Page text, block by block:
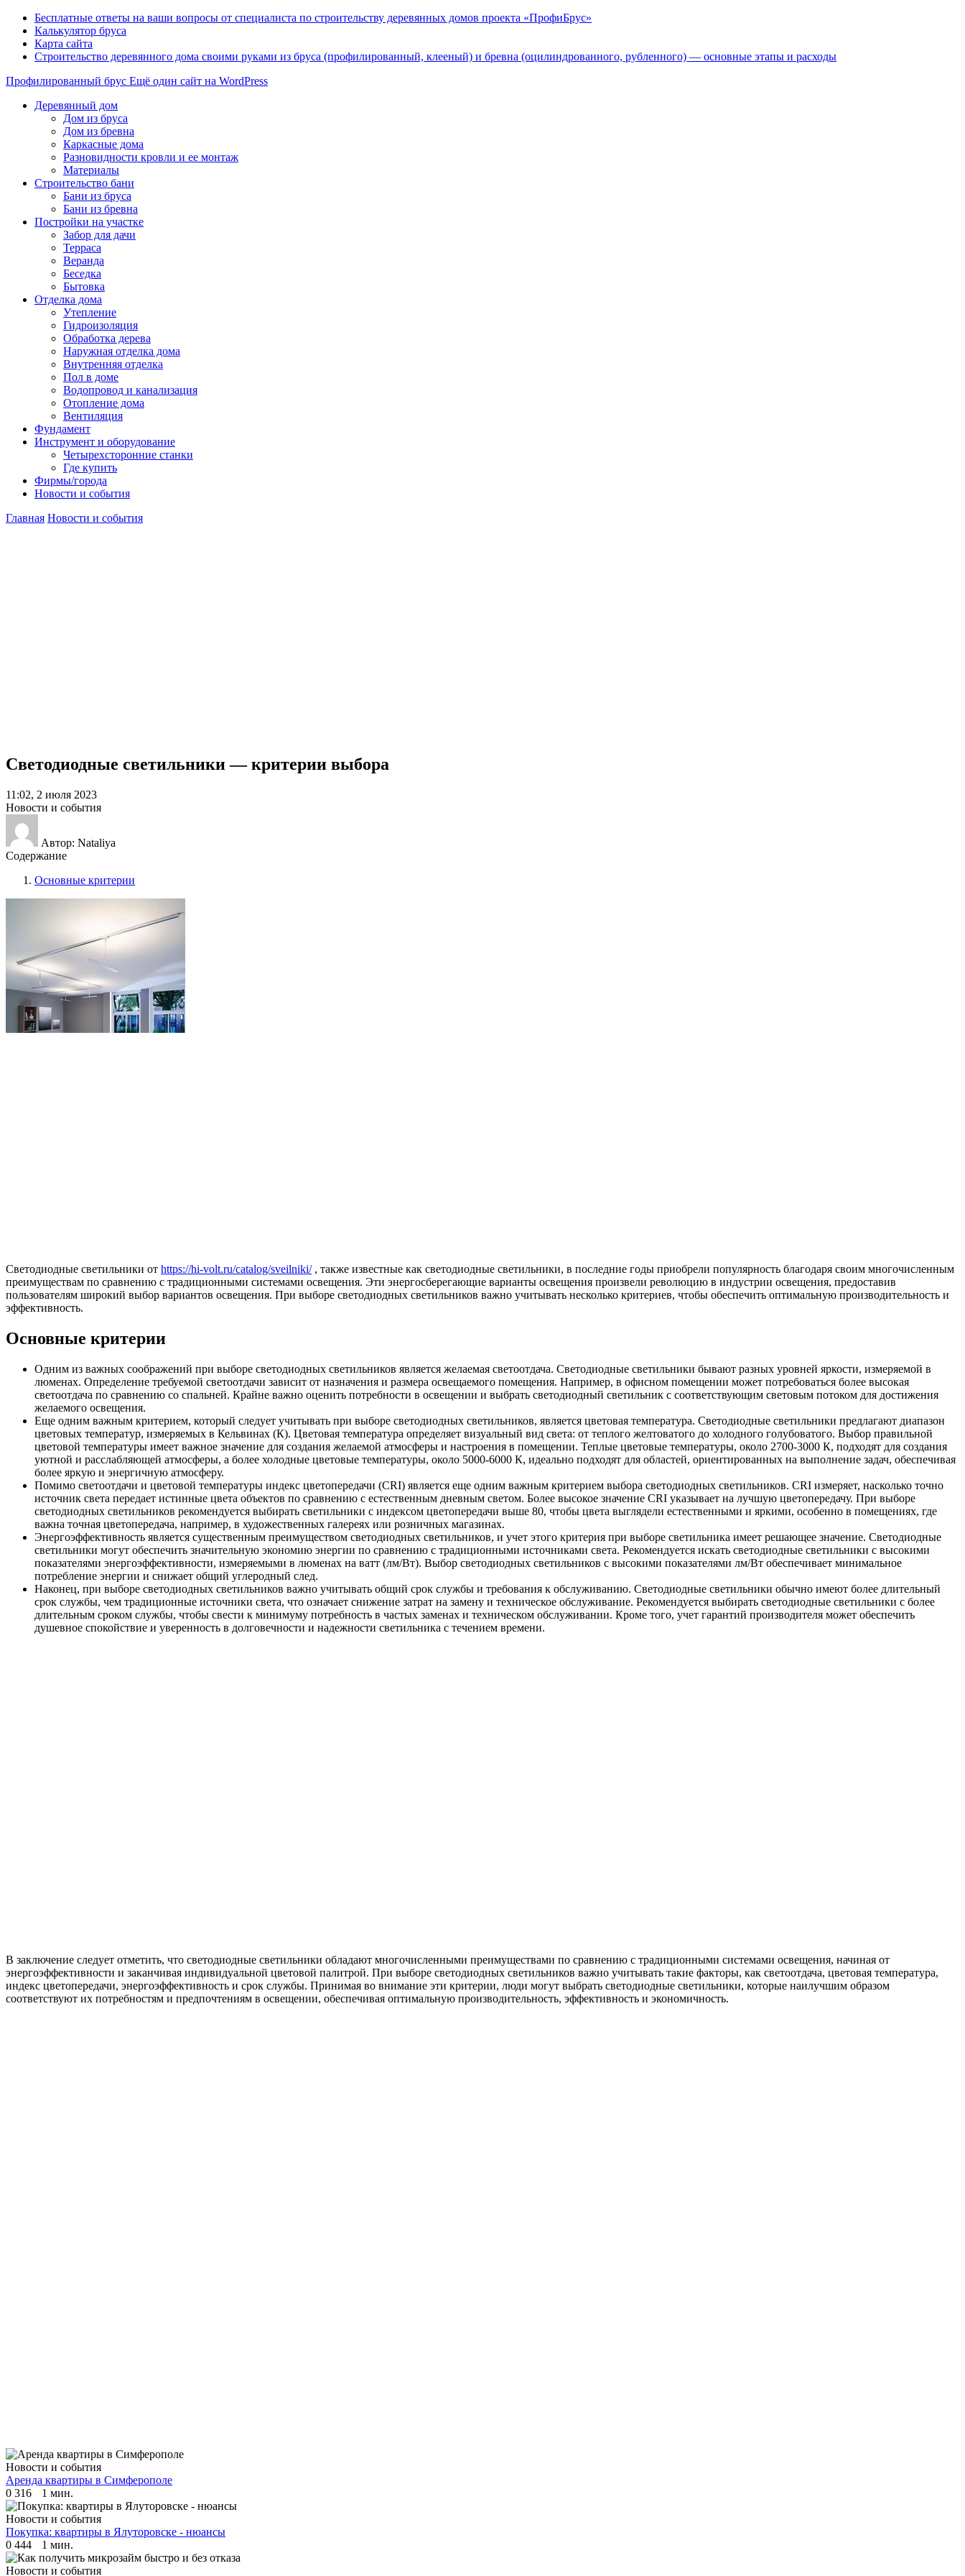
Бесплатные ответы на ваши вопросы от специалиста по строительству деревянных домов проекта «ПрофиБрус»
Калькулятор бруса
Карта сайта
Строительство деревянного дома своими руками из бруса (профилированный, клееный) и бревна (оцилиндрованного, рубленного) — основные этапы и расходы
Профилированный брус Ещё один сайт на WordPress
Деревянный дом
Дом из бруса
Дом из бревна
Каркасные дома
Разновидности кровли и ее монтаж
Материалы
Строительство бани
Бани из бруса
Бани из бревна
Постройки на участке
Забор для дачи
Терраса
Веранда
Беседка
Бытовка
Отделка дома
Утепление
Гидроизоляция
Обработка дерева
Наружная отделка дома
Внутренняя отделка
Пол в доме
Водопровод и канализация
Отопление дома
Вентиляция
Фундамент
Инструмент и оборудование
Четырехсторонние станки
Где купить
Фирмы/города
Новости и события
Главная Новости и события
Светодиодные светильники — критерии выбора
11:02, 2 июля 2023
Новости и события
Автор: Nataliya
Содержание
Основные критерии
Светодиодные светильники от https://hi-volt.ru/catalog/sveilniki/, также известные как светодиодные светильники, в последние годы приобрели популярность благодаря своим многочисленным
преимуществам по сравнению с традиционными системами освещения. Эти энергосберегающие варианты освещения произвели революцию в индустрии освещения, предоставив
пользователям широкий выбор вариантов освещения. При выборе светодиодных светильников важно учитывать несколько критериев, чтобы обеспечить оптимальную производительность и
эффективность.
Основные критерии
Одним из важных соображений при выборе светодиодных светильников является желаемая светоотдача. Светодиодные светильники бывают разных уровней яркости, измеряемой в
люменах. Определение требуемой светоотдачи зависит от назначения и размера освещаемого помещения. Например, в офисном помещении может потребоваться более высокая
светоотдача по сравнению со спальней. Крайне важно оценить потребности в освещении и выбрать светодиодный светильник с соответствующим световым потоком для достижения
желаемого освещения.
Еще одним важным критерием, который следует учитывать при выборе светодиодных светильников, является цветовая температура. Светодиодные светильники предлагают диапазон
цветовых температур, измеряемых в Кельвинах (К). Цветовая температура определяет визуальный вид света: от теплого желтоватого до холодного голубоватого. Выбор правильной
цветовой температуры имеет важное значение для создания желаемой атмосферы и настроения в помещении. Теплые цветовые температуры, около 2700-3000 К, подходят для создания
уютной и расслабляющей атмосферы, а более холодные цветовые температуры, около 5000-6000 К, идеально подходят для областей, ориентированных на выполнение задач, обеспечивая
более яркую и энергичную атмосферу.
Помимо светоотдачи и цветовой температуры индекс цветопередачи (CRI) является еще одним важным критерием выбора светодиодных светильников. CRI измеряет, насколько точно
источник света передает истинные цвета объектов по сравнению с естественным дневным светом. Более высокое значение CRI указывает на лучшую цветопередачу. При выборе
светодиодных светильников рекомендуется выбирать светильники с индексом цветопередачи выше 80, чтобы цвета выглядели естественными и яркими, особенно в помещениях, где
важна точная цветопередача, например, в художественных галереях или розничных магазинах.
Энергоэффективность является существенным преимуществом светодиодных светильников, и учет этого критерия при выборе светильника имеет решающее значение. Светодиодные
светильники могут обеспечить значительную экономию энергии по сравнению с традиционными источниками света. Рекомендуется искать светодиодные светильники с высокими
показателями энергоэффективности, измеряемыми в люменах на ватт (лм/Вт). Выбор светодиодных светильников с высокими показателями лм/Вт обеспечивает минимальное
потребление энергии и снижает общий углеродный след.
Наконец, при выборе светодиодных светильников важно учитывать общий срок службы и требования к обслуживанию. Светодиодные светильники обычно имеют более длительный
срок службы, чем традиционные источники света, что означает снижение затрат на замену и техническое обслуживание. Рекомендуется выбирать светодиодные светильники с более
длительным сроком службы, чтобы свести к минимуму потребность в частых заменах и техническом обслуживании. Кроме того, учет гарантий производителя может обеспечить
душевное спокойствие и уверенность в долговечности и надежности светильника с течением времени.
В заключение следует отметить, что светодиодные светильники обладают многочисленными преимуществами по сравнению с традиционными системами освещения, начиная от
энергоэффективности и заканчивая индивидуальной цветовой палитрой. При выборе светодиодных светильников важно учитывать такие факторы, как светоотдача, цветовая температура,
индекс цветопередачи, энергоэффективность и срок службы. Принимая во внимание эти критерии, люди могут выбрать светодиодные светильники, которые наилучшим образом
соответствуют их потребностям и предпочтениям в освещении, обеспечивая оптимальную производительность, эффективность и экономичность.
Новости и события
Аренда квартиры в Симферополе
0 316 1 мин.
Новости и события
Покупка: квартиры в Ялуторовске - нюансы
0 444 1 мин.
Новости и события